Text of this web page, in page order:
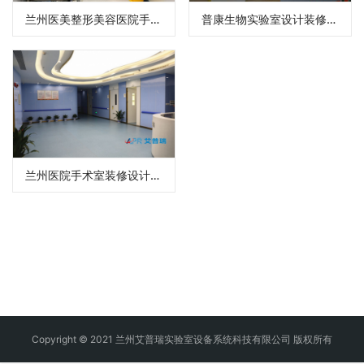
兰州医美整形美容医院手术室装修设计 普康生物实验室设计装修效果图
兰州医院手术室装修设计效果图
Copyright © 2021 兰州艾普瑞实验室设备系统科技有限公司 版权所有